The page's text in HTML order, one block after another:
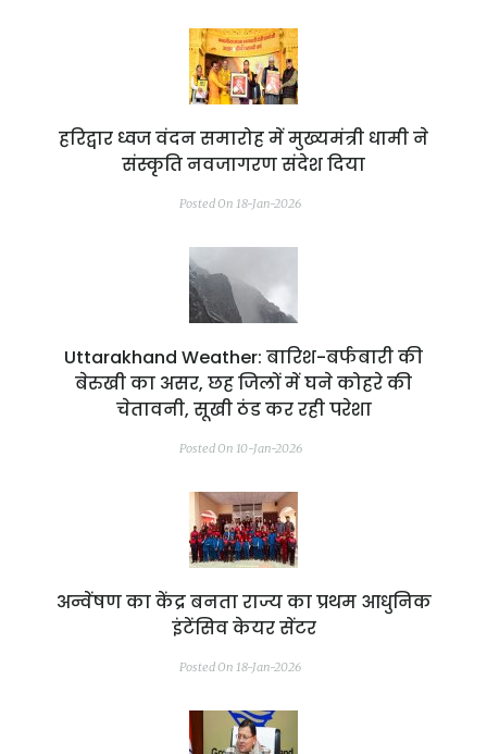
हरिद्वार ध्वज वंदन समारोह में मुख्यमंत्री धामी ने
संस्कृति नवजागरण संदेश दिया
Posted On 18-Jan-2026
Uttarakhand Weather: बारिश-बर्फबारी की
बेरुखी का असर, छह जिलों में घने कोहरे की
चेतावनी, सूखी ठंड कर रही परेशा
Posted On 10-Jan-2026
अन्वेंषण का केंद्र बनता राज्य का प्रथम आधुनिक
इंटेंसिव केयर सेंटर
Posted On 18-Jan-2026